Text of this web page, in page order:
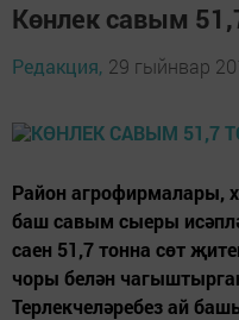
Көнлек савым
Редакция, 29 гыйнвар
Район агрофирмалары,
баш савым сыеры
саен 51,7 тонна сөт
чоры белән
Терлекчеләребез ай